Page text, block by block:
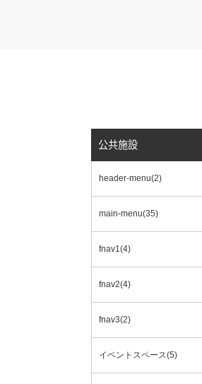
公共施設
header-menu(2)
main-menu(35)
fnav1(4)
fnav2(4)
fnav3(2)
イベントスペース(5)